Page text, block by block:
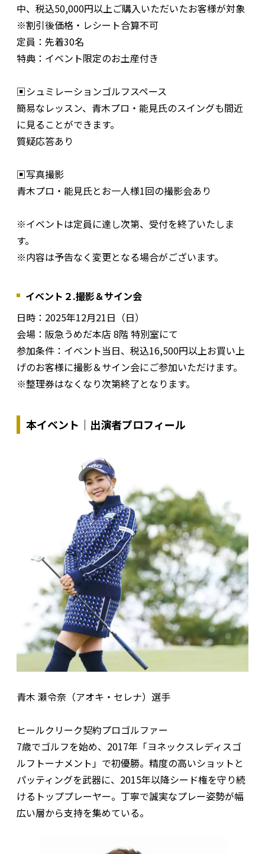
中、税込50,000円以上ご購入いただいたお客様が対象
※割引後価格・レシート合算不可
定員：先着30名
特典：イベント限定のお土産付き
▣シュミレーションゴルフスペース
簡易なレッスン、青木プロ・能見氏のスイングも間近
に見ることができます。
質疑応答あり
▣写真撮影
青木プロ・能見氏とお一人様1回の撮影会あり
※イベントは定員に達し次第、受付を終了いたしま
す。
※内容は予告なく変更となる場合がございます。
イベント２.撮影＆サイン会
日時：2025年12月21日（日）
会場：阪急うめだ本店 8階 特別室にて
参加条件：イベント当日、税込16,500円以上お買い上
げのお客様に撮影＆サイン会にご参加いただけます。
※整理券はなくなり次第終了となります。
本イベント｜出演者プロフィール
青木 瀬令奈（アオキ・セレナ）選手
ヒールクリーク契約プロゴルファー
7歳でゴルフを始め、2017年「ヨネックスレディスゴ
ルフトーナメント」で初優勝。精度の高いショットと
パッティングを武器に、2015年以降シード権を守り続
けるトッププレーヤー。丁寧で誠実なプレー姿勢が幅
広い層から支持を集めている。